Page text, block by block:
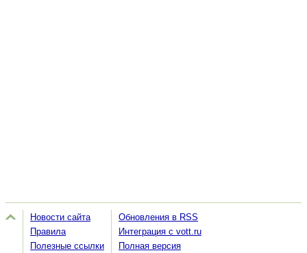
Новости сайта
Правила
Полезные ссылки
Обновления в RSS
Интеграция с vott.ru
Полная версия